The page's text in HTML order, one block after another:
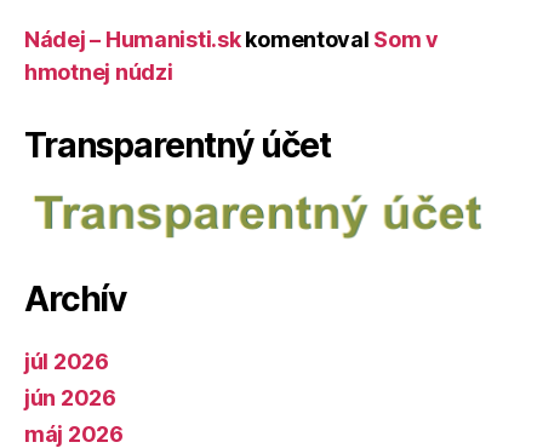
Nádej – Humanisti.skkomentoval Som v
hmotnej núdzi
Transparentný účet
Archív
júl 2026
jún 2026
máj 2026